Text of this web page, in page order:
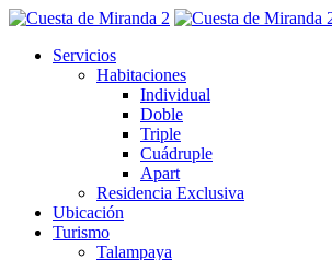
Servicios
Habitaciones
Individual
Doble
Triple
Cuádruple
Apart
Residencia Exclusiva
Ubicación
Turismo
Talampaya